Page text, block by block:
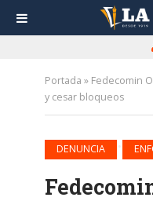
Portada » Fedecomin
y cesar bloqueos
DENUNCIA